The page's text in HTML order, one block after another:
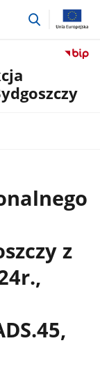
przejdź
z